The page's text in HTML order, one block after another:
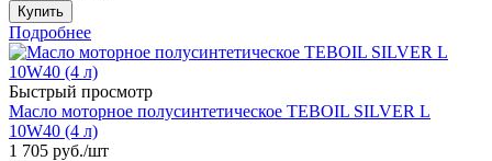
Купить
Подробнее
Быстрый просмотр
Масло моторное полусинтетическое TEBOIL SILVER L
10W40 (4 л)
1 705 руб./шт